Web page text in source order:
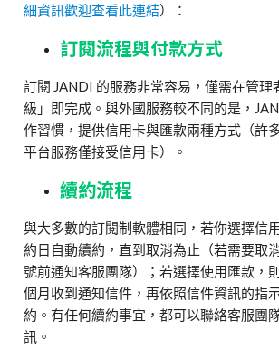
細資訊歡迎查看此連結）：
訂閱流程與付款方式
訂閱 JANDI 的服務非常容易，僅需在管理
級」即完成。與外國服務較不同的是，
作習慣，提供信用卡與匯款兩種方式（許
平台服務僅接受信用卡）。
續約流程
與大多數的訂閱制軟體相同，若你選擇信
約日自動續約，直到取消為止（若需要取
號前通知客服團隊）；若選擇使用匯款，
個月收到通知信件，再依照信件資訊的指
約。有任何續約事宜，都可以聯絡客服團
訊。